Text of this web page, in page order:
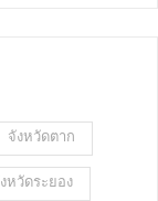
จังหวัดตาก
หวัดระยอง